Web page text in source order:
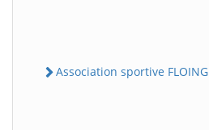
Association sportive FLOING